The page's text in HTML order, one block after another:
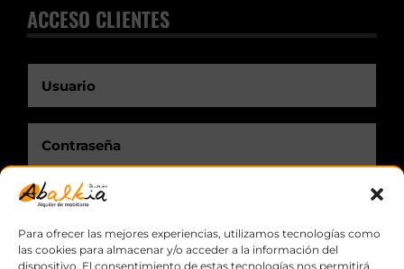
Para ofrecer las mejores experiencias, utilizamos tecnologías como
las cookies para almacenar y/o acceder a la información del
dispositivo. El consentimiento de estas tecnologías nos permitirá
ACCESO CLIENTES
Recuérdame.